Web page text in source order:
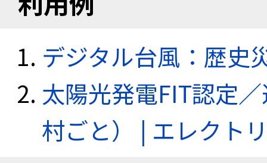
デジタル台風：歴史
太陽光発電FIT認定
村ごと） | エレクト